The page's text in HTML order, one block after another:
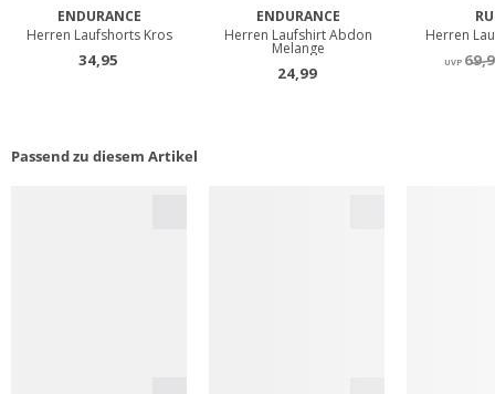
Passend zu diesem Artikel